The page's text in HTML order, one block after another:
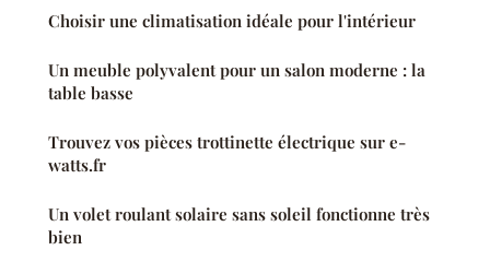
Choisir une climatisation idéale pour l'intérieur
Un meuble polyvalent pour un salon moderne : la
table basse
Trouvez vos pièces trottinette électrique sur e-
watts.fr
Un volet roulant solaire sans soleil fonctionne très
bien